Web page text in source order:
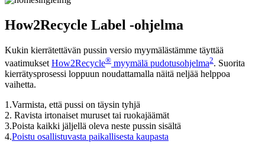
How2Recycle Label -ohjelma
Kukin kierrätettävän pussin versio myymälästämme täyttää
vaatimukset How2Recycle® myymälä pudotusohjelma2. Suorita
kierrätysprosessi loppuun noudattamalla näitä neljää helppoa
vaihetta.
1.Varmista, että pussi on täysin tyhjä
2. Ravista irtonaiset muruset tai ruokajäämät
3.Poista kaikki jäljellä oleva neste pussin sisältä
4.Poistu osallistuvasta paikallisesta kaupasta